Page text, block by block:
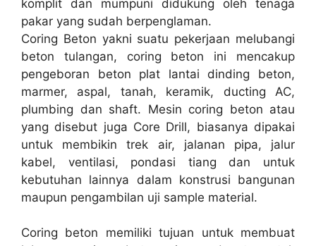
komplit dan mumpuni didukung oleh tenaga
pakar yang sudah berpenglaman.
Coring Beton yakni suatu pekerjaan melubangi
beton tulangan, coring beton ini mencakup
pengeboran beton plat lantai dinding beton,
marmer, aspal, tanah, keramik, ducting AC,
plumbing dan shaft. Mesin coring beton atau
yang disebut juga Core Drill, biasanya dipakai
untuk membikin trek air, jalanan pipa, jalur
kabel, ventilasi, pondasi tiang dan untuk
kebutuhan lainnya dalam konstrusi bangunan
maupun pengambilan uji sample material.
Coring beton memiliki tujuan untuk membuat